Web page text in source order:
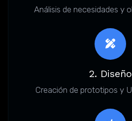
Análisis de necesidades y
2. Diseño
Creación de prototipos y